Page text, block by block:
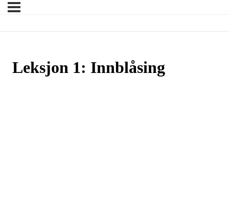
Leksjon 1: Innblåsing